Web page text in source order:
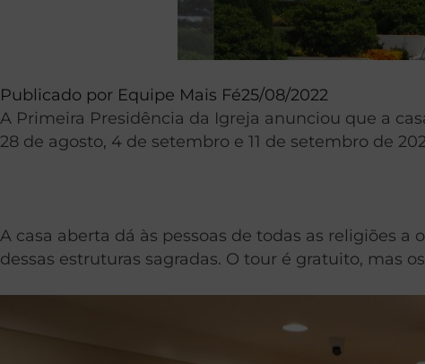
Publicado por Equipe Mais Fé25/08/2022
A Primeira Presidência da Igreja anunciou que a
28 de agosto, 4 de setembro e 11 de setembro de
A casa aberta dá às pessoas de todas as religiões
dessas estruturas sagradas. O tour é gratuito, mas